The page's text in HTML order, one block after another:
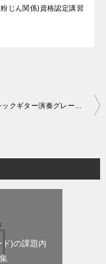
じん関係)資格認定講習
クラシックギター演奏グレードの課題曲数や配点などの試験内容
)の課題内